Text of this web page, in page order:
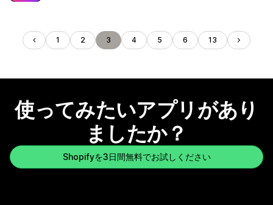
1 2 3 4 5 6 13
使ってみたいアプリがあり
ましたか？
Shopifyを3日間無料でお試しください